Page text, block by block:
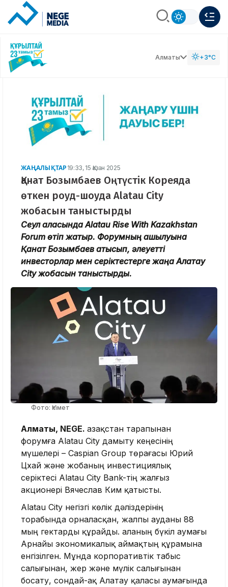
Алматы +3°C
ЖАҢАЛЫҚТАР 19:33, 15 Қазан 2025
Қанат Бозымбаев Оңтүстік Кореяда
өткен роуд-шоуда Alatau City
жобасын таныстырды
Сеул қаласында Alatau Rise With Kazakhstan
Forum өтіп жатыр. Форумның ашылуына
Қанат Бозымбаев қатысып, әлеуетті
инвесторлар мен серіктестерге жаңа Алатау
City жобасын таныстырды.
Фото: Үкімет
Алматы, NEGE. Қазақстан тарапынан
форумға Alatau City дамыту кеңесінің
мүшелері – Caspian Group төрағасы Юрий
Цхай және жобаның инвестициялық
серіктесі Alatau City Bank-тің жалғыз
акционері Вячеслав Ким қатысты.
Alatau City негізгі көлік дәліздерінің
торабында орналасқан, жалпы ауданы 88
мың гектарды құрайды. Қаланың бүкіл аумағы
Арнайы экономикалық аймақтың құрамына
енгізілген. Мұнда корпоративтік табыс
салығынан, жер және мүлік салығынан
босату, сондай-ақ Алатау қаласы аумағында